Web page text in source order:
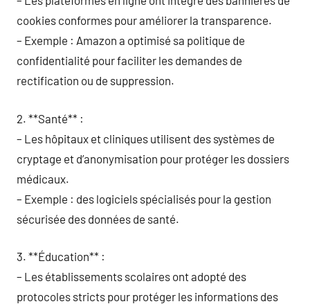
cookies conformes pour améliorer la transparence.
– Exemple : Amazon a optimisé sa politique de
confidentialité pour faciliter les demandes de
rectification ou de suppression.
2. **Santé** :
– Les hôpitaux et cliniques utilisent des systèmes de
cryptage et d’anonymisation pour protéger les dossiers
médicaux.
– Exemple : des logiciels spécialisés pour la gestion
sécurisée des données de santé.
3. **Éducation** :
– Les établissements scolaires ont adopté des
protocoles stricts pour protéger les informations des